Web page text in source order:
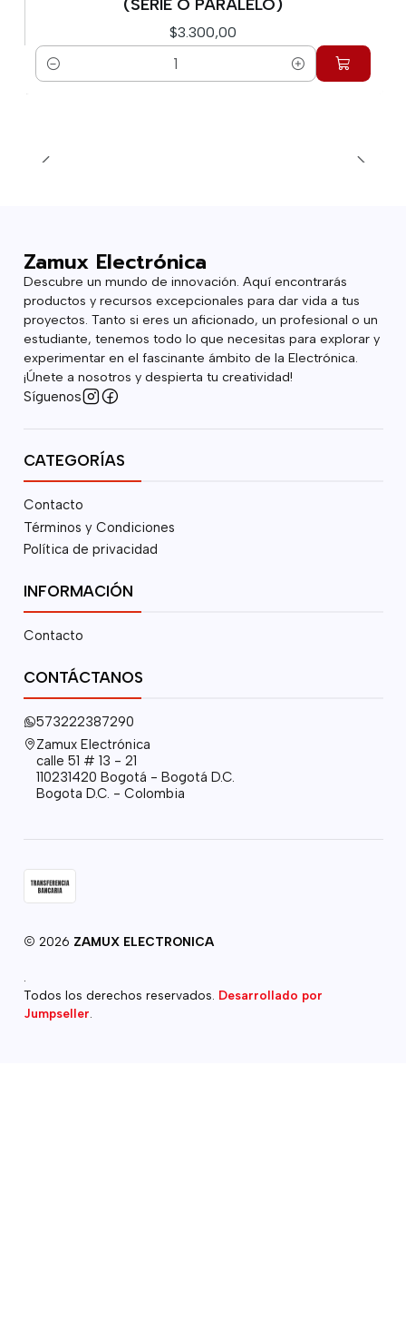
(SERIE O PARALELO)
$3.300,00
Cantidad
Zamux Electrónica
Descubre un mundo de innovación. Aquí encontrarás
productos y recursos excepcionales para dar vida a tus
proyectos. Tanto si eres un aficionado, un profesional o un
estudiante, tenemos todo lo que necesitas para explorar y
experimentar en el fascinante ámbito de la Electrónica.
¡Únete a nosotros y despierta tu creatividad!
Síguenos
CATEGORÍAS
Contacto
Términos y Condiciones
Política de privacidad
INFORMACIÓN
Contacto
CONTÁCTANOS
573222387290
Zamux Electrónica
calle 51 # 13 - 21
110231420 Bogotá - Bogotá D.C.
Bogota D.C. - Colombia
2026 ZAMUX ELECTRONICA
Todos los derechos reservados. Desarrollado por
Jumpseller